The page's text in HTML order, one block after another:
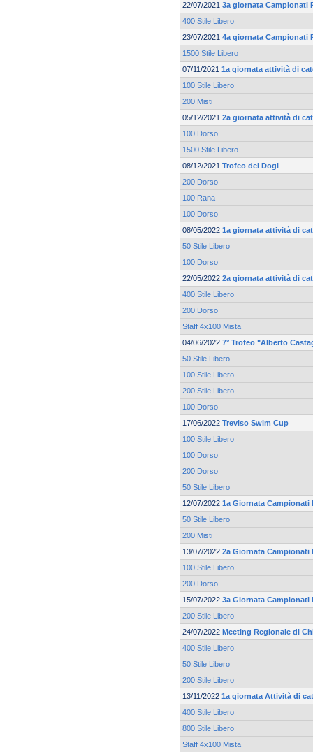
22/07/2021 3a giornata Campionati
400 Stile Libero
23/07/2021 4a giornata Campionati
1500 Stile Libero
07/11/2021 1a giornata attività di
100 Stile Libero
200 Misti
05/12/2021 2a giornata attività di
100 Dorso
1500 Stile Libero
08/12/2021 Trofeo dei Dogi
200 Dorso
100 Rana
100 Dorso
08/05/2022 1a giornata attività di
50 Stile Libero
100 Dorso
22/05/2022 2a giornata attività di
400 Stile Libero
200 Dorso
Staff 4x100 Mista
04/06/2022 7° Trofeo "Alberto
50 Stile Libero
100 Stile Libero
200 Stile Libero
100 Dorso
17/06/2022 Treviso Swim Cup
100 Stile Libero
100 Dorso
200 Dorso
50 Stile Libero
12/07/2022 1a Giornata
50 Stile Libero
200 Misti
13/07/2022 2a Giornata
100 Stile Libero
200 Dorso
15/07/2022 3a Giornata
200 Stile Libero
24/07/2022 Meeting Regionale di
400 Stile Libero
50 Stile Libero
200 Stile Libero
13/11/2022 1a giornata Attività di
400 Stile Libero
800 Stile Libero
Staff 4x100 Mista